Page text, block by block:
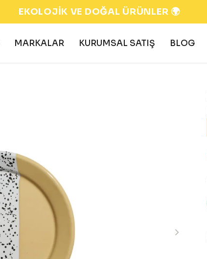
EKOLOJİK VE DOĞAL ÜRÜNLER 🌍
MARKALAR KURUMSAL SATIŞ BLOG